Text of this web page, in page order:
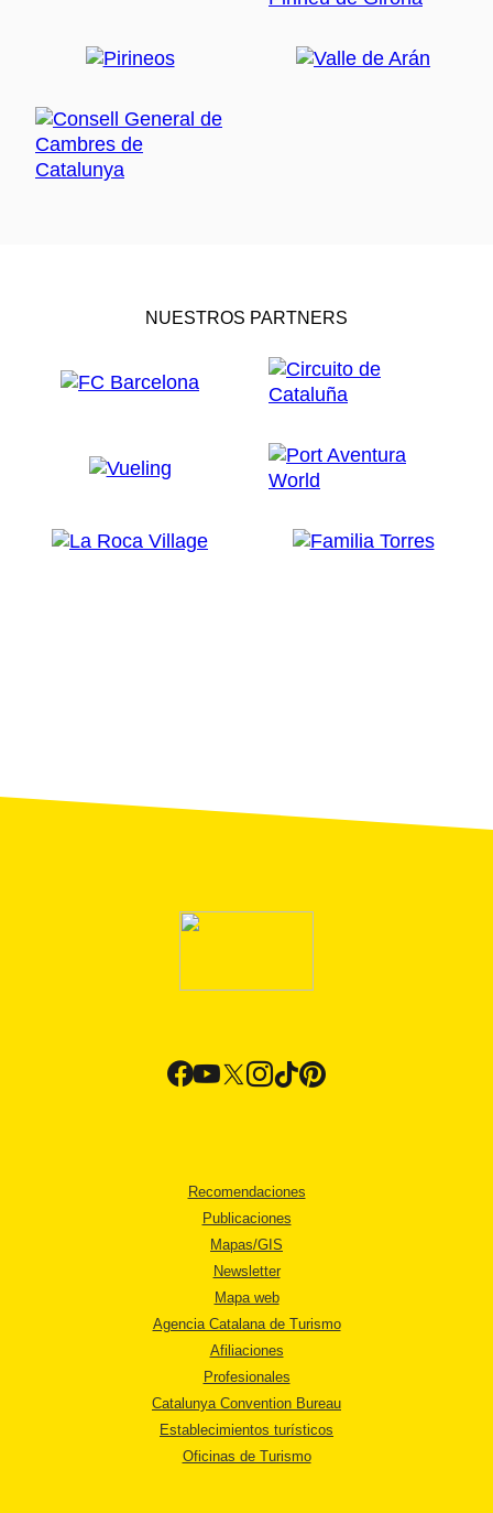
NUESTROS PARTNERS
Recomendaciones
Publicaciones
Mapas/GIS
Newsletter
Mapa web
Agencia Catalana de Turismo
Afiliaciones
Profesionales
Catalunya Convention Bureau
Establecimientos turísticos
Oficinas de Turismo